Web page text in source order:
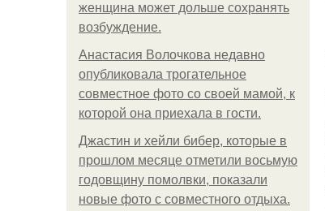
женщина может дольше сохранять
возбуждение.
Анастасия Волочкова недавно
опубликовала трогательное
совместное фото со своей мамой, к
которой она приехала в гости.
Джастин и хейли бибер, которые в
прошлом месяце отметили восьмую
годовщину помолвки, показали
новые фото с совместного отдыха.